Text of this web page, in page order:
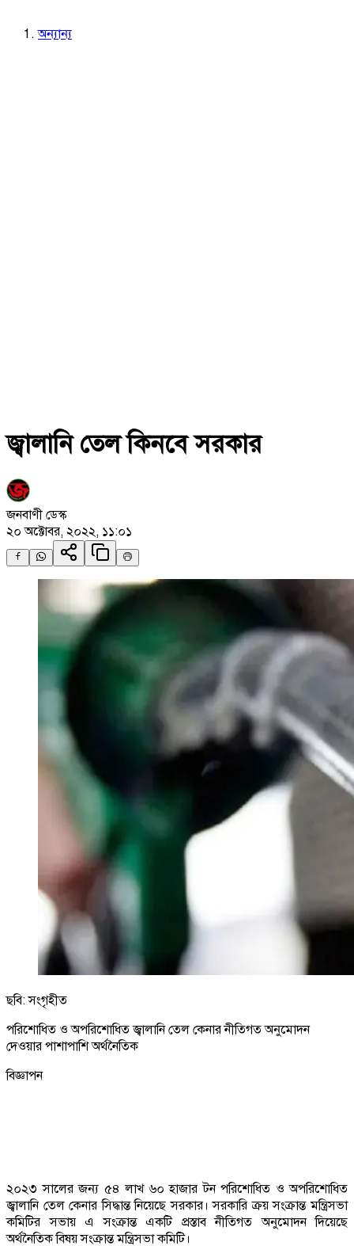
অন্যান্য
জ্বালানি তেল কিনবে সরকার
জনবাণী ডেস্ক
২০ অক্টোবর, ২০২২, ১১:০১
ছবি: সংগৃহীত
পরিশোধিত ও অপরিশোধিত জ্বালানি তেল কেনার নীতিগত অনুমোদন
দেওয়ার পাশাপাশি অর্থনৈতিক
বিজ্ঞাপন
২০২৩ সালের জন্য ৫৪ লাখ ৬০ হাজার টন পরিশোধিত ও অপরিশোধিত
জ্বালানি তেল কেনার সিদ্ধান্ত নিয়েছে সরকার। সরকারি ক্রয় সংক্রান্ত মন্ত্রিসভা
কমিটির সভায় এ সংক্রান্ত একটি প্রস্তাব নীতিগত অনুমোদন দিয়েছে
অর্থনৈতিক বিষয় সংক্রান্ত মন্ত্রিসভা কমিটি।